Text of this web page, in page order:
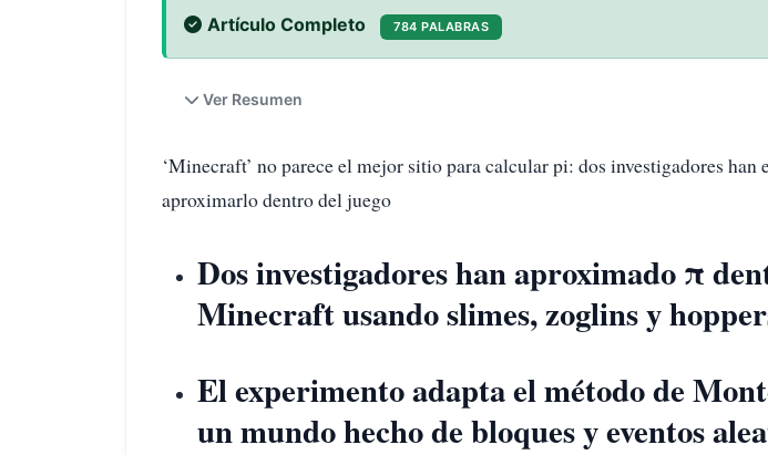
Artículo Completo 784 PALABRAS
Ver Resumen
‘Minecraft’ no parece el mejor sitio para calcular pi: dos investigadores han
aproximarlo dentro del juego
Dos investigadores han aproximado π
Minecraft usando slimes, zoglins y
El experimento adapta el método de
un mundo hecho de bloques y eventos